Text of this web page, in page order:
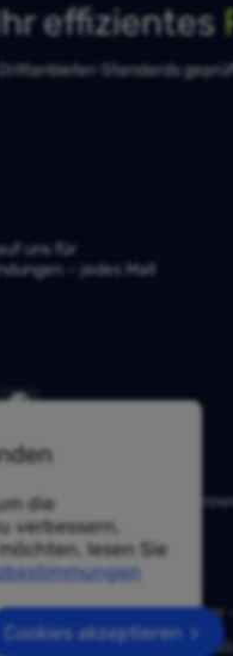
effizientes
Standards
uns für
– jedes Mal!
Vision
Sie unsere Experten unter -
ist dieser Service in
die
verbessern.
lesen Sie
Cookies akzeptieren